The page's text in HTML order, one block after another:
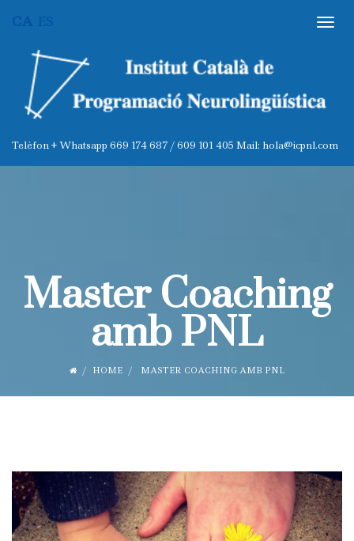
Master Coaching
amb PNL
HOME MASTER COACHING AMB PNL
CA ES